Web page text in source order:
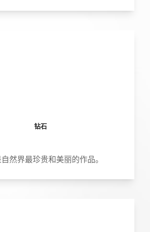
钻石
然界最珍贵和美丽的作品。